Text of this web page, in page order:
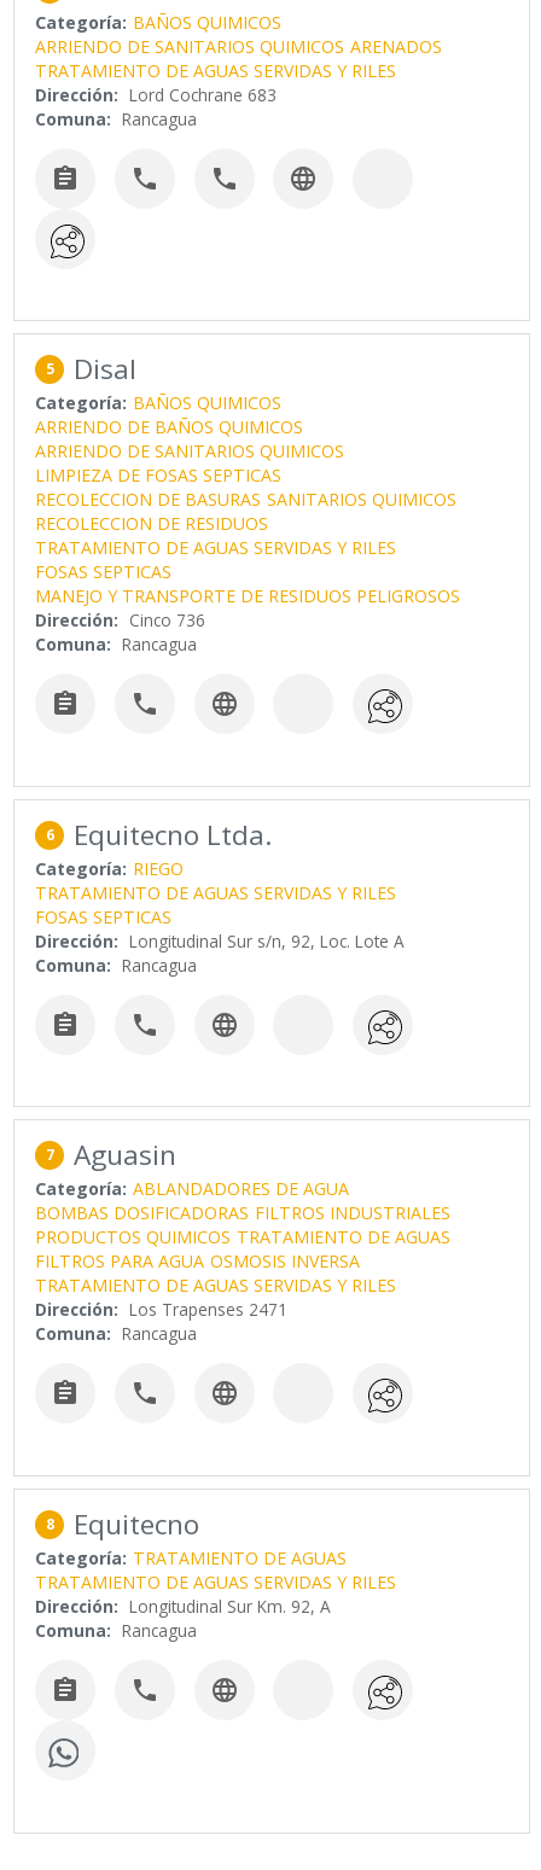
Categoría: BAÑOS QUIMICOS
ARRIENDO DE SANITARIOS QUIMICOS ARENADOS
TRATAMIENTO DE AGUAS SERVIDAS Y RILES
Dirección: Lord Cochrane 683
Comuna: Rancagua
   
5 Disal
Categoría: BAÑOS QUIMICOS
ARRIENDO DE BAÑOS QUIMICOS
ARRIENDO DE SANITARIOS QUIMICOS
LIMPIEZA DE FOSAS SEPTICAS
RECOLECCION DE BASURAS SANITARIOS QUIMICOS
RECOLECCION DE RESIDUOS
TRATAMIENTO DE AGUAS SERVIDAS Y RILES
FOSAS SEPTICAS
MANEJO Y TRANSPORTE DE RESIDUOS PELIGROSOS
Dirección: Cinco 736
Comuna: Rancagua
  
6 Equitecno Ltda.
Categoría: RIEGO
TRATAMIENTO DE AGUAS SERVIDAS Y RILES
FOSAS SEPTICAS
Dirección: Longitudinal Sur s/n, 92, Loc. Lote A
Comuna: Rancagua
  
7 Aguasin
Categoría: ABLANDADORES DE AGUA
BOMBAS DOSIFICADORAS FILTROS INDUSTRIALES
PRODUCTOS QUIMICOS TRATAMIENTO DE AGUAS
FILTROS PARA AGUA OSMOSIS INVERSA
TRATAMIENTO DE AGUAS SERVIDAS Y RILES
Dirección: Los Trapenses 2471
Comuna: Rancagua
  
8 Equitecno
Categoría: TRATAMIENTO DE AGUAS
TRATAMIENTO DE AGUAS SERVIDAS Y RILES
Dirección: Longitudinal Sur Km. 92, A
Comuna: Rancagua
  